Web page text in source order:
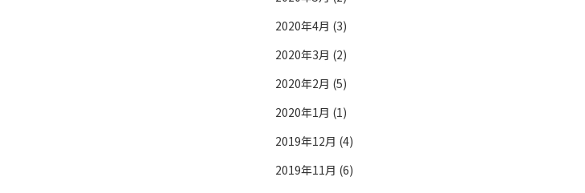
2020年4月 (3)
2020年3月 (2)
2020年2月 (5)
2020年1月 (1)
2019年12月 (4)
2019年11月 (6)